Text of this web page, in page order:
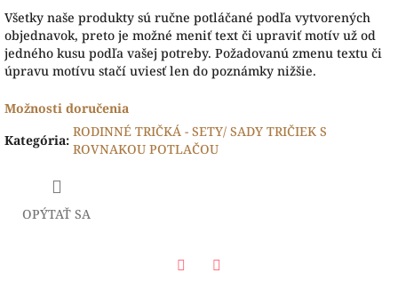
Všetky naše produkty sú ručne potláčané podľa vytvorených
objednavok, preto je možné meniť text či upraviť motív už od
jedného kusu podľa vašej potreby. Požadovanú zmenu textu či
úpravu motívu stačí uviesť len do poznámky nižšie.
Možnosti doručenia
Kategória:
RODINNÉ TRIČKÁ - SETY/ SADY TRIČIEK S
ROVNAKOU POTLAČOU
OPÝTAŤ SA